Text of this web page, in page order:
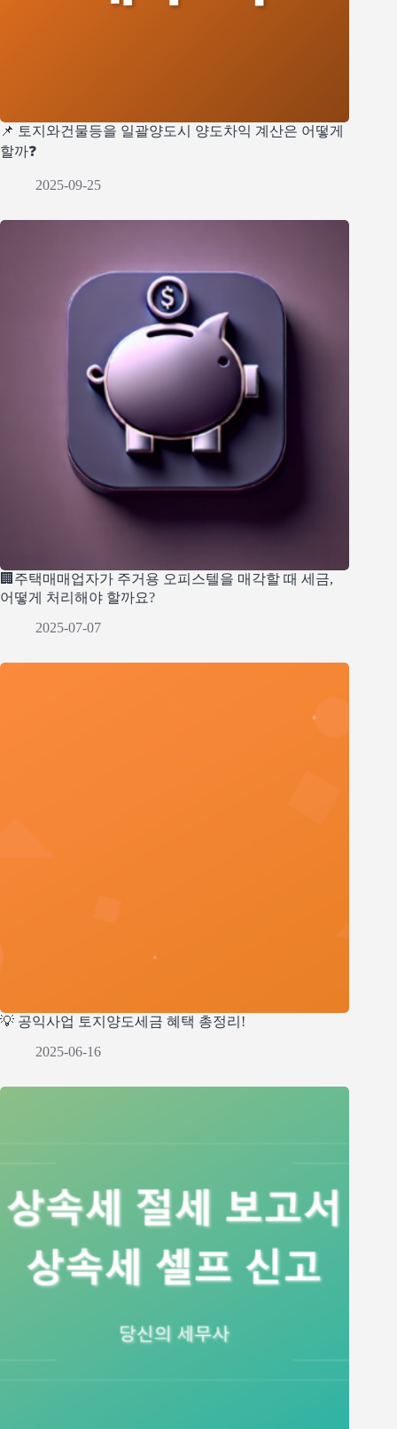
📌 토지와건물등을 일괄양도시 양도차익 계산은 어떻게
할까❓
2025-09-25
🏢주택매매업자가 주거용 오피스텔을 매각할 때 세금,
어떻게 처리해야 할까요?
2025-07-07
💡 공익사업 토지양도세금 혜택 총정리!
2025-06-16